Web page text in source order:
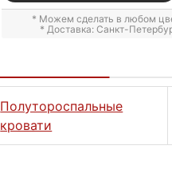
* Можем сделать в любом
* Доставка: Санкт-
Полутороспальные
кровати